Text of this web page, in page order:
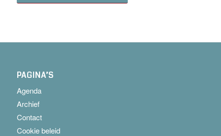
PAGINA’S
Agenda
Archief
Contact
Cookie beleid